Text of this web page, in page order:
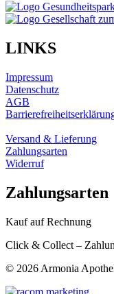
LINKS
Impressum
Datenschutz
AGB
Versand & Lieferung
Zahlungsarten
Widerruf
Zahlungsarten
Kauf auf Rechnung
Click & Collect –
© 2026 Armonia